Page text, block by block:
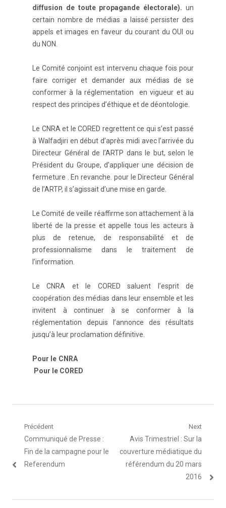
diffusion de toute propagande électorale).un
certain nombre de médias a laissé persister des
appels et images en faveur du courant du OUI ou
du NON.
Le Comité conjoint est intervenu chaque fois pour
faire corriger et demander aux médias de se
conformer à la réglementation en vigueur et au
respect des principes d’éthique et de déontologie.
Le CNRA et le CORED regrettent ce qui s’est passé
à Walfadjiri en début d’après midi avec l’arrivée du
Directeur Général de l’ARTP dans le but, selon le
Président du Groupe, d’appliquer une décision de
fermeture . En revanche. pour le Directeur Général
de l’ARTP, il s’agissait d’une mise en garde.
Le Comité de veille réaffirme son attachement à la
liberté de la presse et appelle tous les acteurs à
plus de retenue, de responsabilité et de
professionnalisme dans le traitement de
l’information.
Le CNRA et le CORED saluent l’esprit de
coopération des médias dans leur ensemble et les
invitent à continuer à se conformer à la
réglementation depuis l’annonce des résultats
jusqu’à leur proclamation définitive.
Pour le CNRA
Pour le CORED
Navigation
de
l’article
Précédent
Article
précédent
:
Communiqué de Presse :
Fin de la campagne pour le
Referendum
Next
Article
suivant
:
Avis Trimestriel : Sur la
couverture médiatique du
référendum du 20 mars
2016